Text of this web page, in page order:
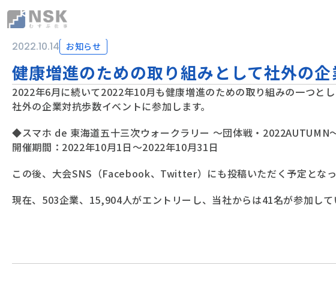
2022.10.14 お知らせ
健康増進のための取り組みとして社外の
2022年6月に続いて2022年10月も健康増進のための取り組みの一つとし
社外の企業対抗歩数イベントに参加します。
◆スマホ de 東海道五十三次ウォークラリー ～団体戦・2022AUTUMN
開催期間：2022年10月1日～2022年10月31日
この後、大会SNS（Facebook、Twitter）にも投稿いただく予定となっ
現在、503企業、15,904人がエントリーし、当社からは41名が参加して